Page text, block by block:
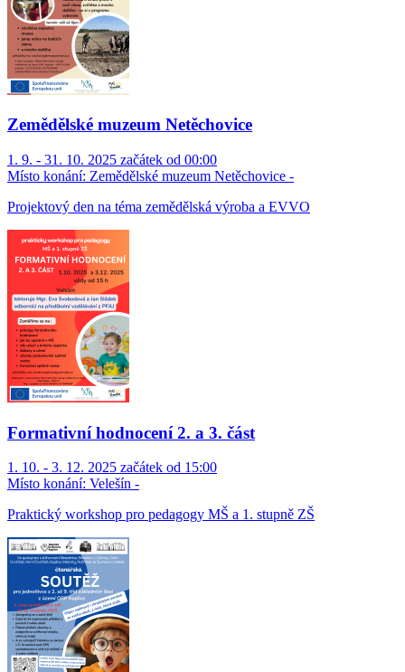
Zemědělské muzeum Netěchovice
1. 9. - 31. 10. 2025 začátek od 00:00
Místo konání: Zemědělské muzeum Netěchovice -
Projektový den na téma zemědělská výroba a EVVO
Formativní hodnocení 2. a 3. část
1. 10. - 3. 12. 2025 začátek od 15:00
Místo konání: Velešín -
Praktický workshop pro pedagogy MŠ a 1. stupně ZŠ